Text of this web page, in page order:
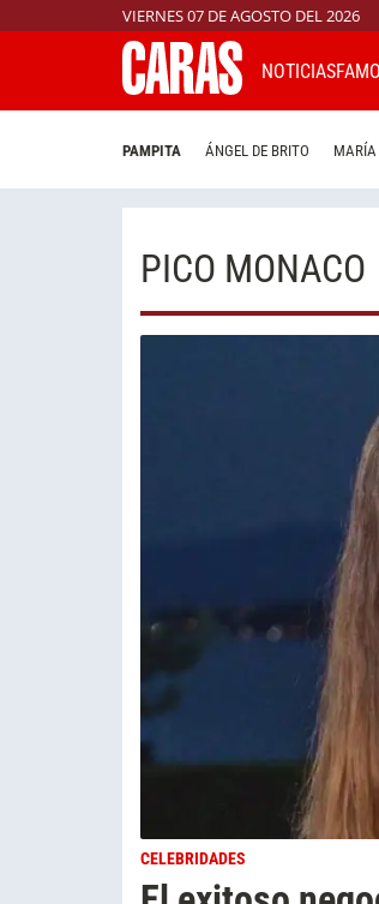
VIERNES 07 DE AGOSTO DEL 2026
NOTICIAS
PAMPITA ÁNGEL DE BRITO MARÍA
PICO MONACO
CELEBRIDADES